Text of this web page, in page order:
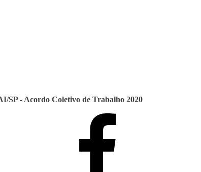
SP - Acordo Coletivo de Trabalho 2020